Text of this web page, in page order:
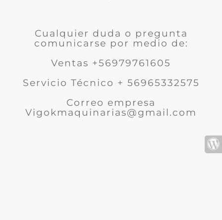
Cualquier duda o pregunta
comunicarse por medio de:
Ventas +56979761605
Servicio Técnico + 56965332575
Correo empresa
Vigokmaquinarias@gmail.com